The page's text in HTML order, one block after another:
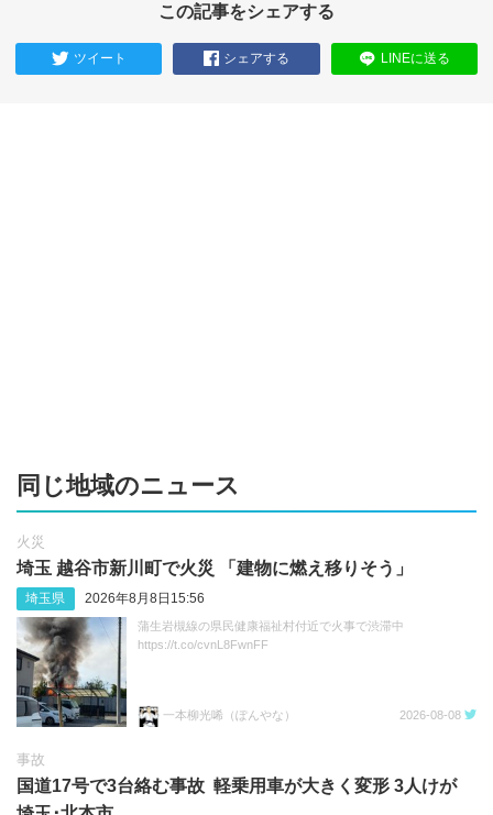
この記事をシェアする
ツイート シェアする LINEに送る
同じ地域のニュース
火災
埼玉 越谷市新川町で火災 「建物に燃え移りそう」
埼玉県 2026年8月8日15:56
蒲生岩槻線の県民健康福祉村付近で火事で渋滞中
https://t.co/cvnL8FwnFF
一本柳光唏（ぽんやな） 2026-08-08
事故
国道17号で3台絡む事故 軽乗用車が大きく変形 3人けが